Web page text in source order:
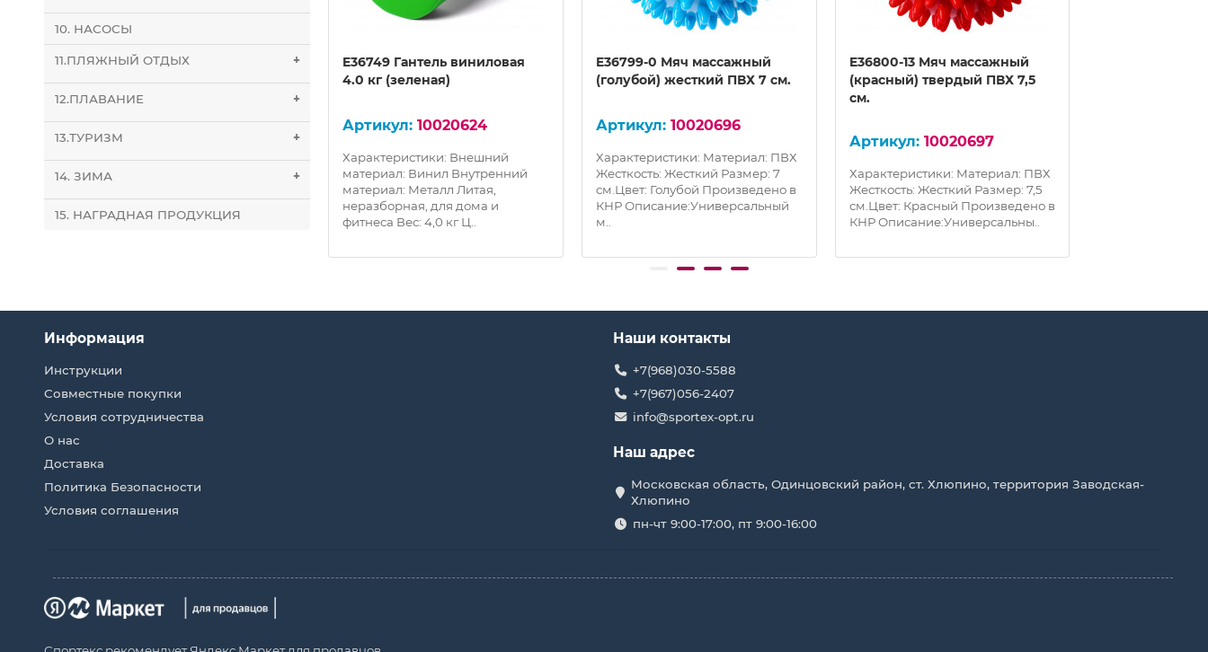
10. НАСОСЫ
11.ПЛЯЖНЫЙ ОТДЫХ +
12.ПЛАВАНИЕ +
13.ТУРИЗМ +
14. ЗИМА +
15. НАГРАДНАЯ ПРОДУКЦИЯ
E36802 Массажер двойной
мячик с шипами твердый
(фиолетовый)
10020717
Характеристики: Материал: ПВХ
Диаметр и длина шара: 15,6х6,5
Приноси..
E36749 Гантель виниловая
4.0 кг (зеленая)
10020624
Характеристики: Внешний
материал: Винил Внутренний
материал: Металл Литая,
неразборная, для дома и
фитнеса Вес: 4,0 кг Ц..
E36799-0 Мяч массажный
(голубой) жесткий ПВХ 7 см.
10020696
Характеристики: Материал: ПВХ
Жесткость: Жесткий Размер: 7
см.Цвет: Голубой Произведено в
КНР Описание:Универсальный
м..
E36800-13 Мяч массажный
(красный) твердый ПВХ 7,5
см.
10020697
Характеристики: Материал: ПВХ
Жесткость: Жесткий Размер: 7,5
см.Цвет: Красный Произведено в
КНР Описание:Универсальны..
Информация
Инструкции
Совместные покупки
Условия сотрудничества
О нас
Доставка
Политика Безопасности
Условия соглашения
Наши контакты
+7(968)030-5588
+7(967)056-2407
info@sportex-opt.ru
Наш адрес
Московская область, Одинцовский район, ст. Хлюпино, территория Заводская-
Хлюпино
пн-чт 9:00-17:00, пт 9:00-16:00